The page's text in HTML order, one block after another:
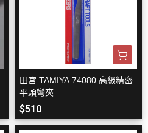
田宮 TAMIYA 74080 高級精密
平頭彎夾
$510